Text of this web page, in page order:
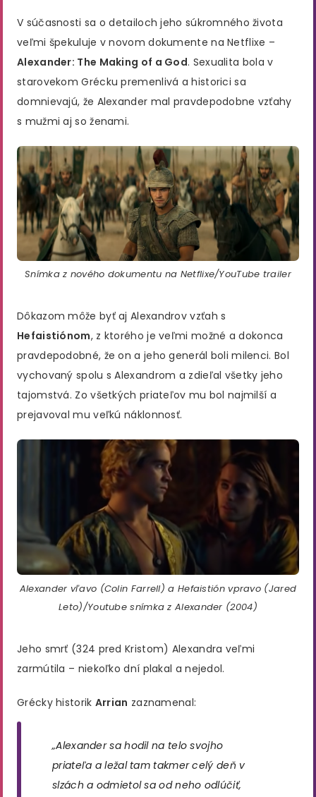
V súčasnosti sa o detailoch jeho súkromného života
veľmi špekuluje v novom dokumente na Netflixe –
Alexander: The Making of a God. Sexualita bola v
starovekom Grécku premenlivá a historici sa
domnievajú, že Alexander mal pravdepodobne vzťahy
s mužmi aj so ženami.
Snímka z nového dokumentu na Netflixe/YouTube trailer
Dôkazom môže byť aj Alexandrov vzťah s
Hefaistiónom, z ktorého je veľmi možné a dokonca
pravdepodobné, že on a jeho generál boli milenci. Bol
vychovaný spolu s Alexandrom a zdieľal všetky jeho
tajomstvá. Zo všetkých priateľov mu bol najmilší a
prejavoval mu veľkú náklonnosť.
Alexander vľavo (Colin Farrell) a Hefaistión vpravo (Jared
Leto)/Youtube snímka z Alexander (2004)
Jeho smrť (324 pred Kristom) Alexandra veľmi
zarmútila – niekoľko dní plakal a nejedol.
Grécky historik Arrian zaznamenal:
„Alexander sa hodil na telo svojho
priateľa a ležal tam takmer celý deň v
slzách a odmietol sa od neho odlúčiť,